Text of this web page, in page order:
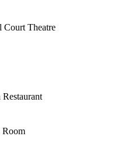
Court Theatre
Room